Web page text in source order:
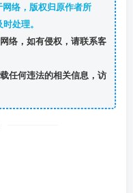
络，版权归原作者所
处理。
络，如有侵权，请联系客
任何违法的相关信息，访